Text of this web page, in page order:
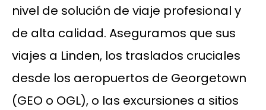
nivel de solución de viaje profesional y
de alta calidad. Aseguramos que sus
viajes a Linden, los traslados cruciales
desde los aeropuertos de Georgetown
(GEO o OGL), o las excursiones a sitios